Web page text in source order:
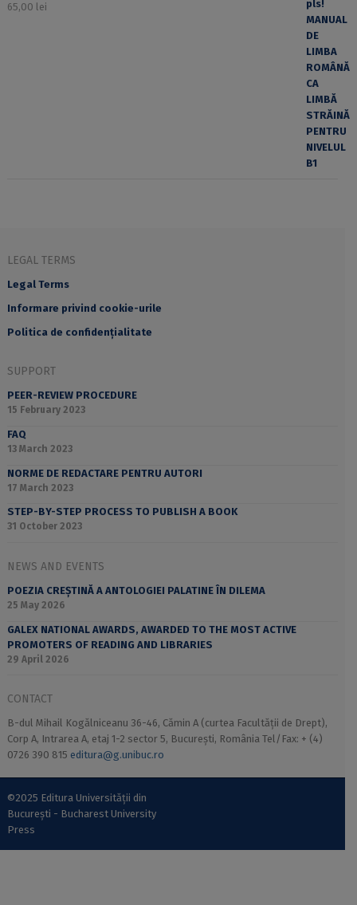
65,00 lei
LEGAL TERMS
Legal Terms
Informare privind cookie-urile
Politica de confidențialitate
SUPPORT
PEER-REVIEW PROCEDURE
15 February 2023
FAQ
13 March 2023
NORME DE REDACTARE PENTRU AUTORI
17 March 2023
STEP-BY-STEP PROCESS TO PUBLISH A BOOK
31 October 2023
NEWS AND EVENTS
POEZIA CREȘTINĂ A ANTOLOGIEI PALATINE ÎN DILEMA
25 May 2026
GALEX NATIONAL AWARDS, AWARDED TO THE MOST ACTIVE
PROMOTERS OF READING AND LIBRARIES
29 April 2026
CONTACT
B-dul Mihail Kogălniceanu 36-46, Cămin A (curtea Facultății de Drept),
Corp A, Intrarea A, etaj 1-2 sector 5, București, România Tel/Fax: + (4)
0726 390 815 editura@g.unibuc.ro
©2025 Editura Universității din
București - Bucharest University
Press